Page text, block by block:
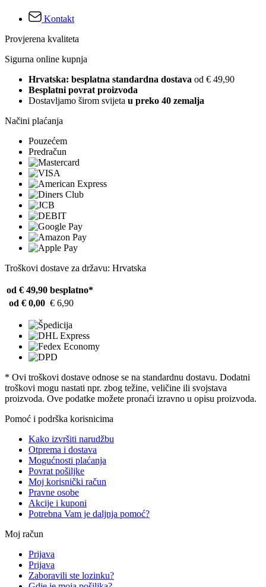
Kontakt
Provjerena kvaliteta
Sigurna online kupnja
Hrvatska: besplatna standardna dostava od € 49,90
Besplatni povrat proizvoda
Dostavljamo širom svijeta u preko 40 zemalja
Načini plaćanja
Pouzećem
Predračun
Troškovi dostave za državu: Hrvatska
od € 49,90 besplatno*
od € 0,00 € 6,90
* Ovi troškovi dostave odnose se na standardnu ​​dostavu. Dodatni
troškovi mogu nastati npr. zbog težine, veličine ili svojstava
proizvoda. Ove podatke možete pronaći izravno u opisu proizvoda.
Pomoć i podrška korisnicima
Kako izvršiti narudžbu
Otprema i dostava
Mogućnosti plaćanja
Povrat pošiljke
Moj korisnički račun
Pravne osobe
Akcije i kuponi
Potrebna Vam je daljnja pomoć?
Moj račun
Prijava
Prijava
Zaboravili ste lozinku?